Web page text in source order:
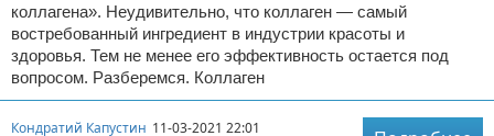
коллагена». Неудивительно, что коллаген — самый
востребованный ингредиент в индустрии красоты и
здоровья. Тем не менее его эффективность остается под
вопросом. Разберемся. Коллаген
Кондратий Капустин 11-03-2021 22:01